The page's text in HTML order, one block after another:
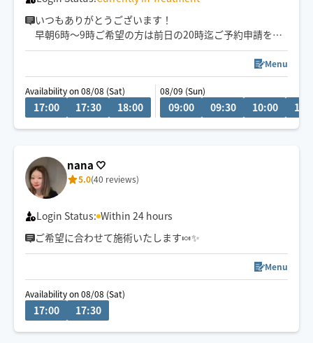
いつもありがとうございます！
早朝6時～9時ご希望の方は前日の20時迄ご予約申請を宜
しくお願い致します！
リラックスしたい、スッキリしたい、眠りたい等何でも
ご相談ください！心と身体を緩める施術を真心こめて致
します😊施術中等で承認後のご連絡遅くなることがござ
Menu
Availability on 08/08 (Sat)
17:00 17:30 18:00
08/09 (Sun)
09:00 09:30 10:00
nana 🤍
5.0(40 reviews)
Login Status: Within 24 hours
ご希望に合わせて施術いたします🍬✨️
Menu
Availability on 08/08 (Sat)
17:00 17:30